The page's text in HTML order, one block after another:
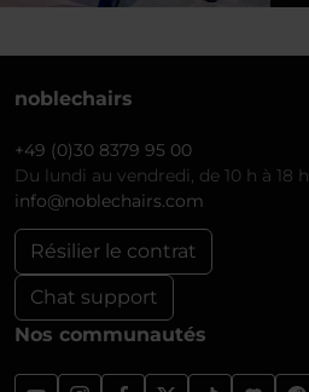
noblechairs
+49 (0)30 8379 95 00
Du lundi au vendredi, de 10 h à 18 h
info@noblechairs.com
Résilier le contrat
Chat support
Nos communautés